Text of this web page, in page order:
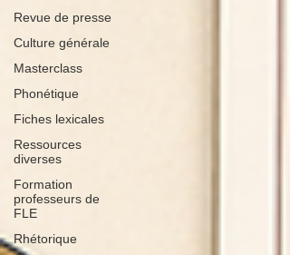
Revue de presse
Culture générale
Masterclass
Phonétique
Fiches lexicales
Ressources
diverses
Formation
professeurs de
FLE
Rhétorique